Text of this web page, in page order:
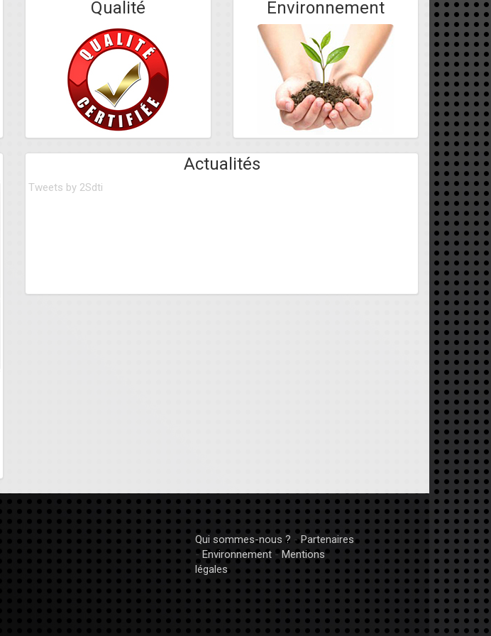
Qualité Environnement
Actualités
Tweets by 2Sdti
Qui sommes-nous ? -Partenaires
- Environnement -Mentions
légales